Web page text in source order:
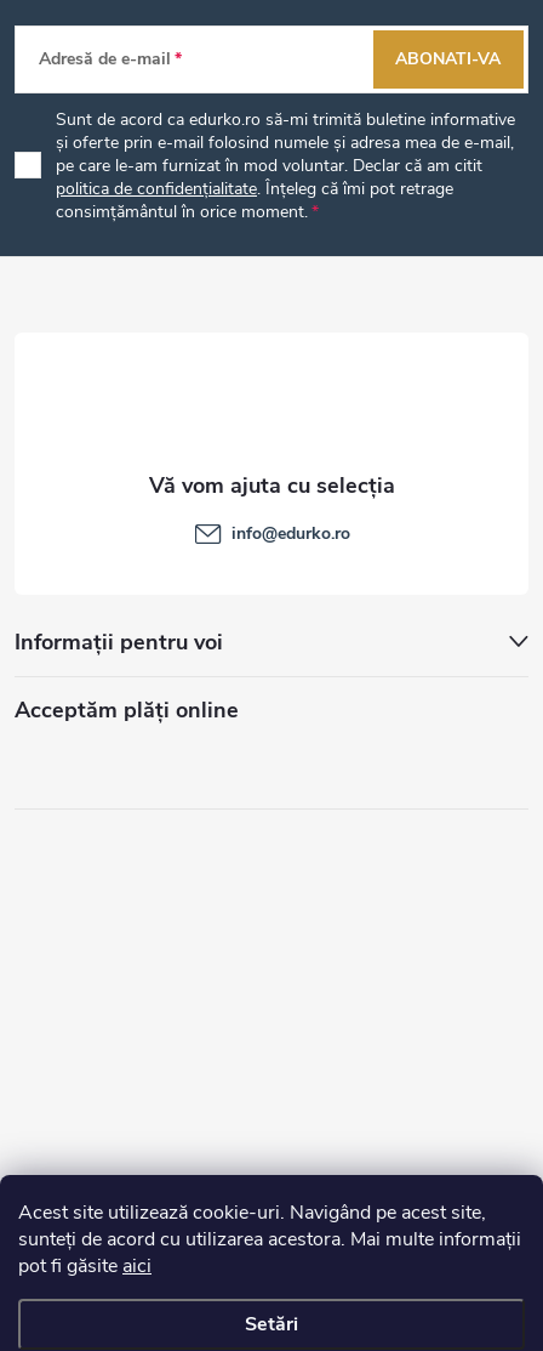
Acest site utilizează cookie-uri. Navigând pe acest site,
sunteți de acord cu utilizarea acestora. Mai multe informații
pot fi găsite aici
Setări
S
u
b
o
Adresă de e-mail
Sunt de acord ca edurko.ro să-mi trimită buletine informative
și oferte prin e-mail folosind numele și adresa mea de e-mail,
pe care le-am furnizat în mod voluntar. Declar că am citit
politica de confidențialitate. Înțeleg că îmi pot retrage
consimțământul în orice moment.
ABONATI-VA
Informații pentru voi
Acceptăm plăţi online
info@edurko.ro